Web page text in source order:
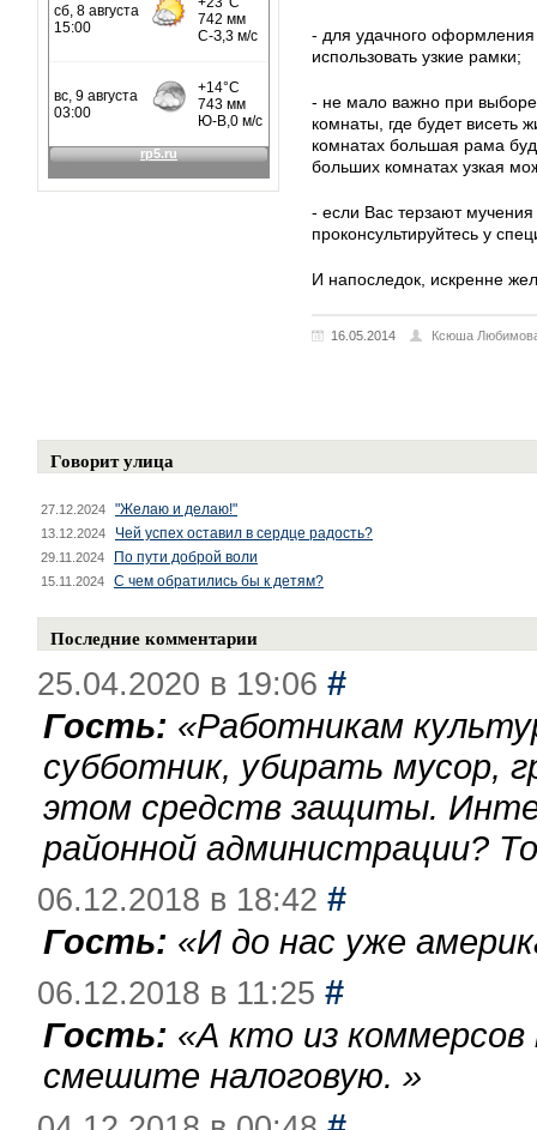
- для удачного оформления
использовать узкие рамки;
- не мало важно при
комнаты, где будет висеть
комнатах большая рама
больших комнатах узкая
- если Вас терзают
проконсультируйтесь у
И напоследок, искренне
16.05.2014 Ксюша
Говорит улица
27.12.2024 "Желаю и делаю!"
13.12.2024 Чей успех оставил в сердце радость?
29.11.2024 По пути доброй воли
15.11.2024 С чем обратились бы к детям?
Последние комментарии
25.04.2020 в 19:06 #
Гость: «Работникам
субботник, убирать мусор,
этом средств защиты.
районной администрации?
06.12.2018 в 18:42 #
Гость: «И до нас уже
06.12.2018 в 11:25 #
Гость: «А кто из
смешите налоговую. »